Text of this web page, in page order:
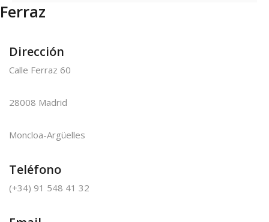
Ferraz
Dirección
Calle Ferraz 60
28008 Madrid
Moncloa-Argüelles
Teléfono
(+34) 91 548 41 32